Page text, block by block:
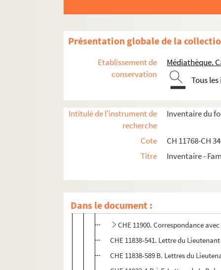
Présentation globale de la
Etablissement de
conservation
Médiathèque.
Tous
Intitulé de l'instrument de
recherche
Inventaire du
Cote
CH 11768-CH
Titre
Inventaire -
Dans le document :
Correspondance Constantin-Xavier
Correspondance de Madeleine de
Correspondance d'André de Chénier
Correspondance de M. Gabriel de
Correspondance d'Élisa de Chénier,
34007. Correspondance avec
Lettres adressées à Elisa de Chénier
CHE 11794-4 à CHE 11794-8 ; CHE
CHE 11838-492 . Lettre de David
CHE 11839-465. Lettre de Madame
CHE 11900. Correspondance
CHE 11838-541. Lettre du
CHE 11838-589 B. Lettres du